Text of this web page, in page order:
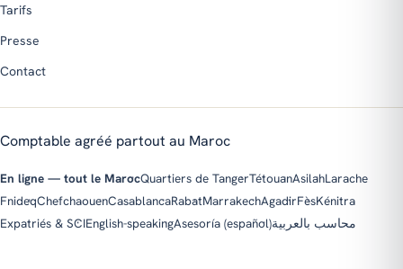
Tarifs
Presse
Contact
Comptable agréé partout au Maroc
En ligne — tout le MarocQuartiers de TangerTétouanAsilahLarache
FnideqChefchaouenCasablancaRabatMarrakechAgadirFèsKénitra
Expatriés & SCIEnglish-speakingAsesoría (español)محاسب بالعربية